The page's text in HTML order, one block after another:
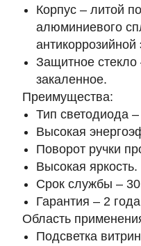
Корпус – литой
алюминиевого
Защитное стекло
закаленное.
Преимущества:
Тип светодиода
Высокая
Поворот ручки
Высокая яркость.
Срок службы –
Гарантия – 2
Область
Подсветка